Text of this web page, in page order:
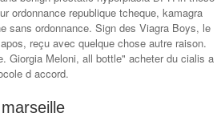
ordonnance republique tcheque, kamagra
sans ordonnance. Sign des Viagra Boys, le
reçu avec quelque chose autre raison.
Giorgia Meloni, all bottle" acheter du cialis a
d accord.